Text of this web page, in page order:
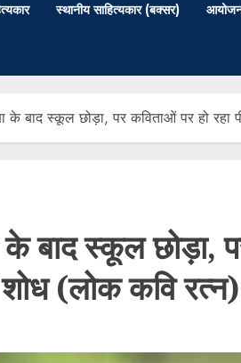
स्थानीय साहित्यकार (बक्सर)
के बाद स्कूल छोड़ा, पर कविताओं पर हो रहा
के बाद स्कूल छोड़ा,
शोध (लोक कवि रत्न)